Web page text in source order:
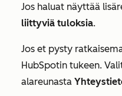
Jos haluat näyttää
liittyviä tuloksia.
Jos et pysty
HubSpotin tukeen.
alareunasta